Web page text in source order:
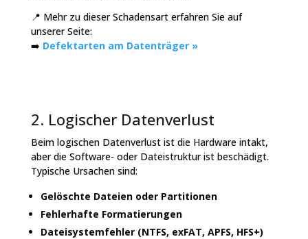
📍 Mehr zu dieser Schadensart erfahren Sie auf
unserer Seite:
➡️ Defektarten am Datenträger »
2. Logischer Datenverlust
Beim logischen Datenverlust ist die Hardware intakt,
aber die Software- oder Dateistruktur ist beschädigt.
Typische Ursachen sind:
Gelöschte Dateien oder Partitionen
Fehlerhafte Formatierungen
Dateisystemfehler (NTFS, exFAT, APFS, HFS+)